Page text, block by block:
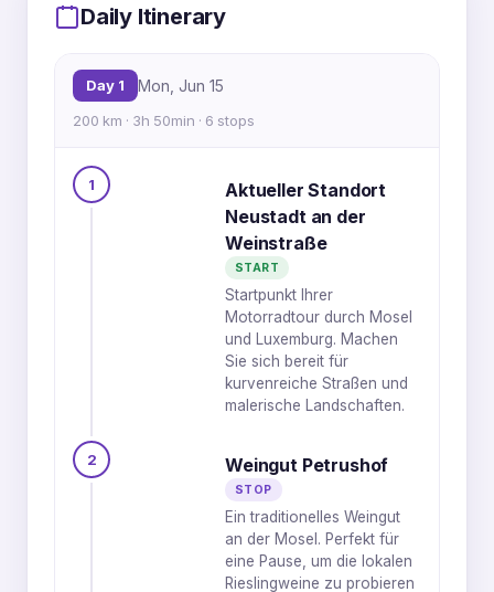
3
5
3
6 1
2
4
1
Daily Itinerary
Day 1 Mon, Jun 15
200 km · 3h 50min · 6 stops
1
Aktueller Standort
Neustadt an der
Weinstraße
START
Startpunkt Ihrer
Motorradtour durch Mosel
und Luxemburg. Machen
Sie sich bereit für
kurvenreiche Straßen und
malerische Landschaften.
2 Weingut Petrushof
STOP
Ein traditionelles Weingut
an der Mosel. Perfekt für
eine Pause, um die lokalen
Rieslingweine zu probieren